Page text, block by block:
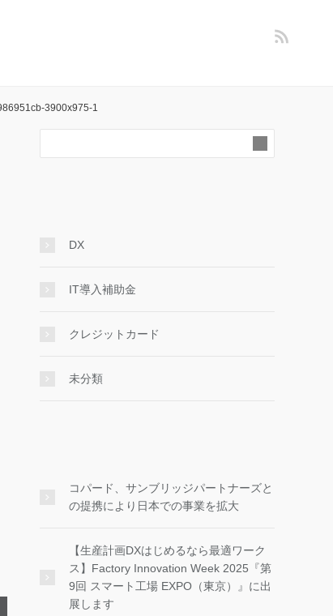
3900x975-1
DX
IT導入補助金
クレジットカード
未分類
コパード、サンブリッジパートナーズと
の提携により日本での事業を拡大
【生産計画DXはじめるなら最適ワーク
ス】Factory Innovation Week 2025『第
9回 スマート工場 EXPO（東京）』に出
展します